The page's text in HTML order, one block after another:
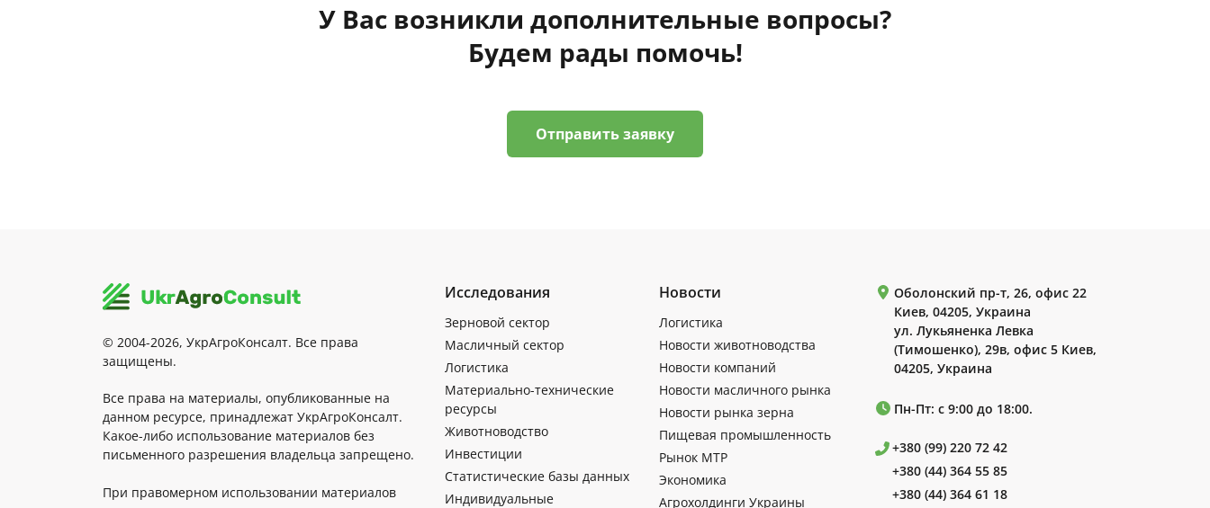
У Вас возникли дополнительные вопросы?
Будем рады помочь!
Отправить заявку
© 2004-2026, УкрАгроКонсалт. Все права
защищены.
Все права на материалы, опубликованные на
данном ресурсе, принадлежат УкрАгроКонсалт.
Какое-либо использование материалов без
письменного разрешения владельца запрещено.
При правомерном использовании материалов
Исследования
Зерновой сектор
Масличный сектор
Логистика
Материально-технические
ресурсы
Животноводство
Инвестиции
Статистические базы данных
Индивидуальные
Новости
Логистика
Новости животноводства
Новости компаний
Новости масличного рынка
Новости рынка зерна
Пищевая промышленность
Рынок МТР
Экономика
Агрохолдинги Украины
Оболонский пр-т, 26, офис 22
Киев, 04205, Украина
ул. Лукьяненка Левка
(Тимошенко), 29в, офис 5 Киев,
04205, Украина
Пн-Пт: с 9:00 до 18:00.
+380 (99) 220 72 42
+380 (44) 364 55 85
+380 (44) 364 61 18